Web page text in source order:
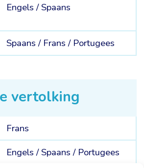
Engels /Spaans
Spaans / Frans / Portugees
vertolking
Frans
Engels /Spaans / Portugees